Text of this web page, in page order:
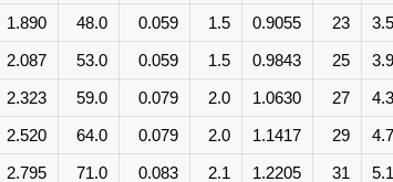
23
0.9055
1.5
0.059
48.0
1.890
25
0.9843
1.5
0.059
53.0
2.087
27
1.0630
2.0
0.079
59.0
2.323
29
1.1417
2.0
0.079
64.0
2.520
31
1.2205
2.1
0.083
71.0
2.795